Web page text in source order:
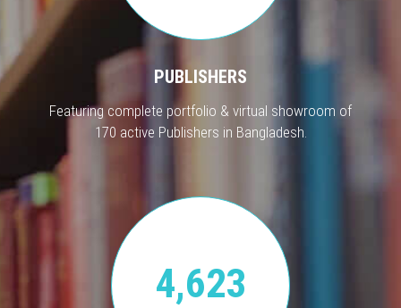
PUBLISHERS
Featuring complete portfolio & virtual showroom of
170 active Publishers in Bangladesh.
4,623